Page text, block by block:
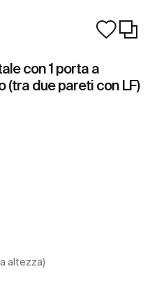
con 1 porta a
(tra due pareti con LF)
altezza)